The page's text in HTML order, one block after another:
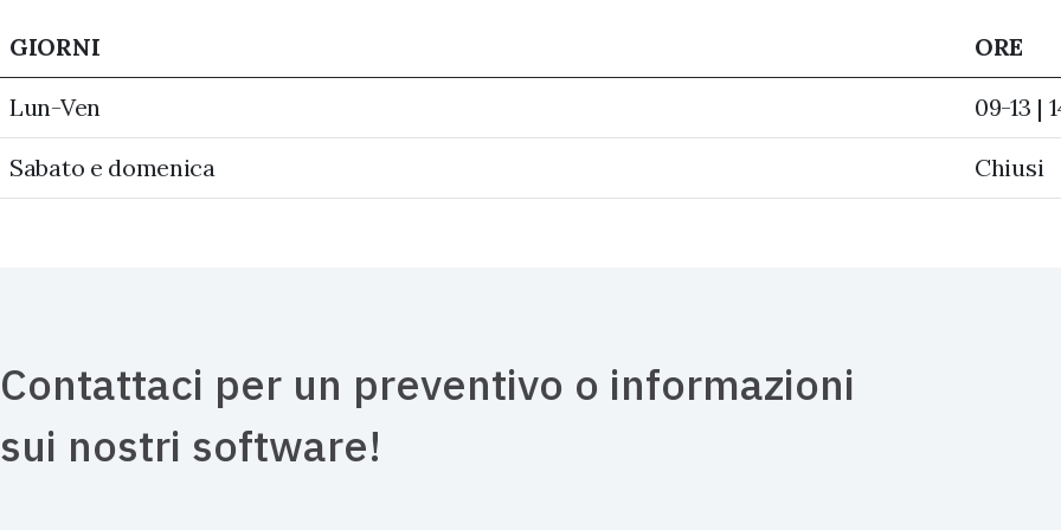
GIORNI ORE
Lun-Ven 09-13 |
Sabato e domenica Chiusi
Contattaci per un preventivo o informazioni
sui nostri software!